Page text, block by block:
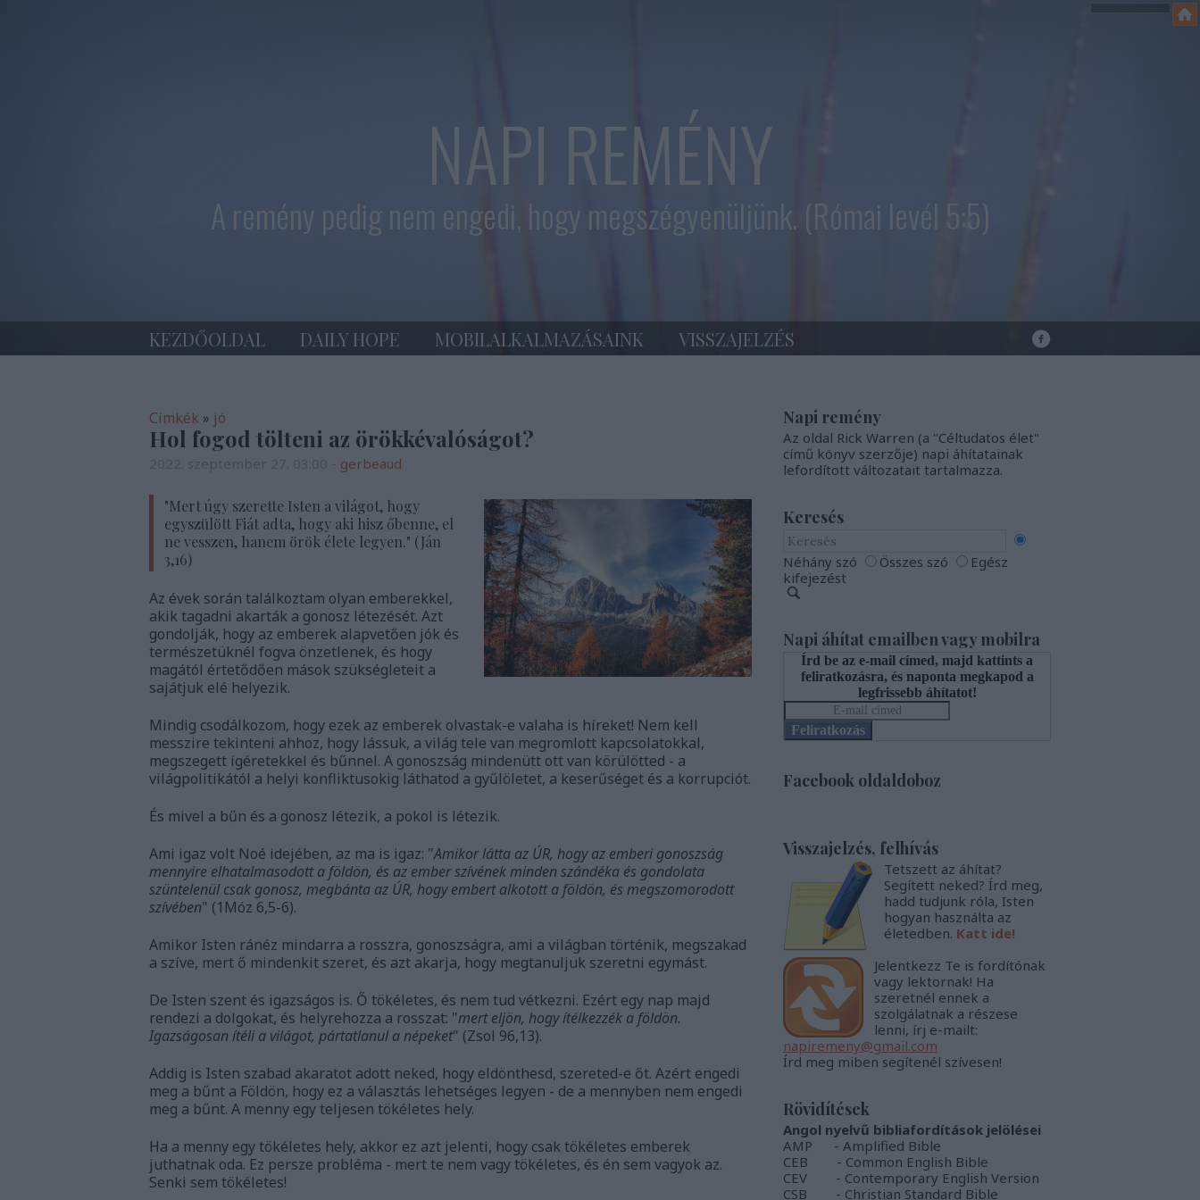
NAPI REMÉNY
A remény pedig nem engedi, hogy megszégyenüljünk. (Római levél 5:5)
KEZDŐOLDAL DAILY HOPE MOBILALKALMAZÁSAINK VISSZAJELZÉS
Címkék » jó
Hol fogod tölteni az örökkévalóságot?
gerbeaud
"Mert úgy szerette Isten a világot, hogy
egyszülött Fiát adta, hogy aki hisz őbenne, el
ne vesszen, hanem örök élete legyen." (Ján
3,16)
Az évek során találkoztam olyan emberekkel,
akik tagadni akarták a gonosz létezését. Azt
gondolják, hogy az emberek alapvetően jók és
természetüknél fogva önzetlenek, és hogy
magától értetődően mások szükségleteit a
sajátjuk elé helyezik.
Mindig csodálkozom, hogy ezek az emberek olvastak-e valaha is híreket! Nem kell
messzire tekinteni ahhoz, hogy lássuk, a világ tele van megromlott kapcsolatokkal,
megszegett ígéretekkel és bűnnel. A gonoszság mindenütt ott van körülötted - a
világpolitikától a helyi konfliktusokig láthatod a gyűlöletet, a keserűséget és a korrupciót.
És mivel a bűn és a gonosz létezik, a pokol is létezik.
Ami igaz volt Noé idejében, az ma is igaz: "Amikor látta az ÚR, hogy az emberi gonoszság
mennyire elhatalmasodott a földön, és az ember szívének minden szándéka és gondolata
szüntelenül csak gonosz, megbánta az ÚR, hogy embert alkotott a földön, és megszomorodott
szívében" (1Móz 6,5-6).
Amikor Isten ránéz mindarra a rosszra, gonoszságra, ami a világban történik, megszakad
a szíve, mert ő mindenkit szeret, és azt akarja, hogy megtanuljuk szeretni egymást.
De Isten szent és igazságos is. Ő tökéletes, és nem tud vétkezni. Ezért egy nap majd
rendezi a dolgokat, és helyrehozza a rosszat: "mert eljön, hogy ítélkezzék a földön.
Igazságosan ítéli a világot, pártatlanul a népeket" (Zsol 96,13).
Addig is Isten szabad akaratot adott neked, hogy eldönthesd, szereted-e őt. Azért engedi
meg a bűnt a Földön, hogy ez a választás lehetséges legyen - de a mennyben nem engedi
meg a bűnt. A menny egy teljesen tökéletes hely.
Ha a menny egy tökéletes hely, akkor ez azt jelenti, hogy csak tökéletes emberek
juthatnak oda. Ez persze probléma - mert te nem vagy tökéletes, és én sem vagyok az.
Senki sem tökéletes!
Napi remény
Az oldal Rick Warren (a "Céltudatos élet"
című könyv szerzője) napi áhítatainak
lefordított változatait tartalmazza.
Keresés
Néhány szó Összes szó
Egész
kifejezést
Napi áhítat emailben vagy mobilra
Írd be az e-mail címed, majd kattints a
feliratkozásra, és naponta megkapod a
legfrissebb áhítatot!
Feliratkozás
Facebook oldaldoboz
Visszajelzés, felhívás
Tetszett az áhítat?
Segített neked? Írd meg,
hadd tudjunk róla, Isten
hogyan használta az
életedben. Katt ide!
Jelentkezz Te is fordítónak
vagy lektornak! Ha
szeretnél ennek a
szolgálatnak a részese
lenni, írj e-mailt:
napiremeny@gmail.com
Írd meg miben segítenél szívesen!
Rövidítések
Angol nyelvű bibliafordítások jelölései
AMP - Amplified Bible
CEB - Common English Bible
CEV - Contemporary English Version
CSB - Christian Standard Bible